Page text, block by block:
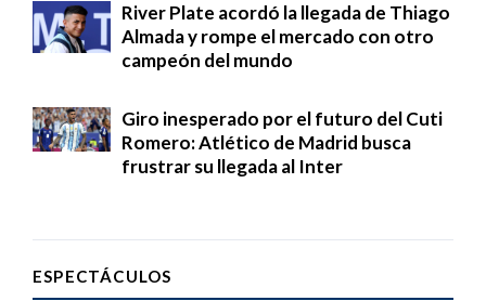
River Plate acordó la llegada de Thiago
Almada y rompe el mercado con otro
campeón del mundo
Giro inesperado por el futuro del Cuti
Romero: Atlético de Madrid busca
frustrar su llegada al Inter
ESPECTÁCULOS